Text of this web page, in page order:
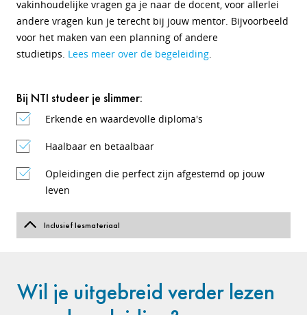
vakinhoudelijke vragen ga je naar de docent, voor allerlei
andere vragen kun je terecht bij jouw mentor. Bijvoorbeeld
voor het maken van een planning of andere
studietips. Lees meer over de begeleiding.
Bij NTI studeer je slimmer:
Erkende en waardevolle diploma's
Haalbaar en betaalbaar
Opleidingen die perfect zijn afgestemd op jouw
leven
Inclusief lesmateriaal
Wil je uitgebreid verder lezen